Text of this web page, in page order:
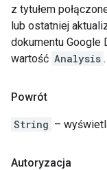
z tytułem
lub ostatniej
dokumentu Google
wartość Analysis .
Powrót
String –
Autoryzacja